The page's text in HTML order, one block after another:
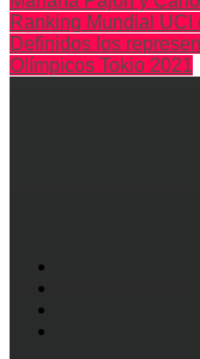
Ranking Mundial UCI
Definidos los
Olímpicos Tokio 2021